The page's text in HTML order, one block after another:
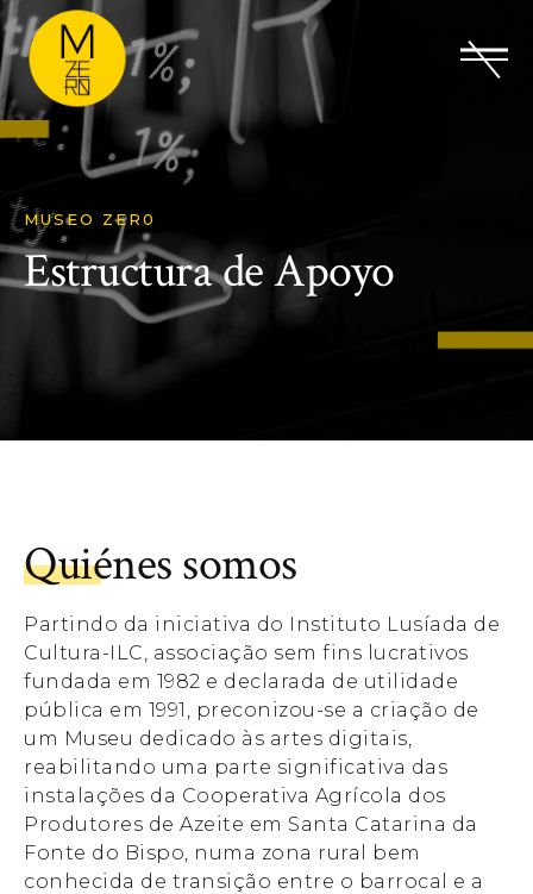
MUSEO ZER0
Estructura de Apoyo
Quiénes somos
Partindo da iniciativa do Instituto Lusíada de
Cultura-ILC, associação sem fins lucrativos
fundada em 1982 e declarada de utilidade
pública em 1991, preconizou-se a criação de
um Museu dedicado às artes digitais,
reabilitando uma parte significativa das
instalações da Cooperativa Agrícola dos
Produtores de Azeite em Santa Catarina da
Fonte do Bispo, numa zona rural bem
conhecida de transição entre o barrocal e a